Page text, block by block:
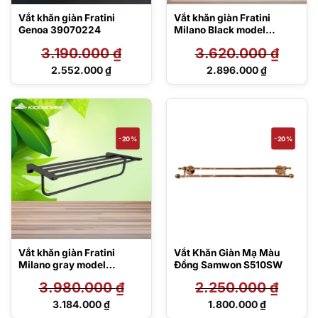
Vắt khăn giàn Fratini
Genoa 39070224
3.190.000₫
Giá
3.190.000 ₫.
2.552.000₫
Giá
tại
là:
2.552.000 ₫.
Vắt khăn giàn Fratini
Milano Black model
3.620.000₫
Giá
2.896.000₫
Giá
2.896.000 ₫.
-20%
Vắt khăn giàn Fratini
Milano gray model
3.980.000₫
Giá
3.184.000₫
-20%
Vắt Khăn Giàn Mạ Màu
Đồng Samwon S510SW
2.250.000₫
Giá
1.800.000₫